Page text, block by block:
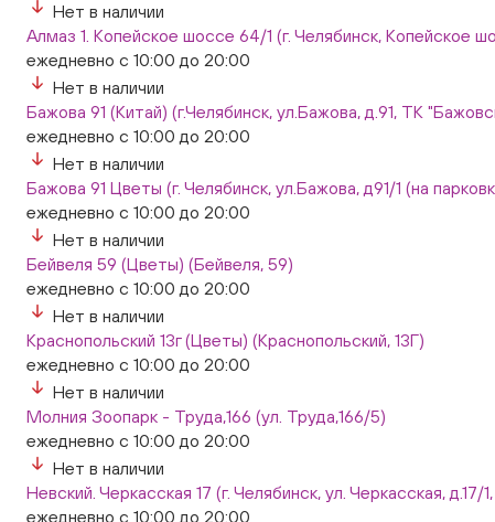
Нет в наличии
Алмаз 1. Копейское шоссе 64/1 (г. Челябинск, Копейское
ежедневно с 10:00 до 20:00
Нет в наличии
Бажова 91 (Китай) (г.Челябинск, ул.Бажова, д.91, ТК
ежедневно с 10:00 до 20:00
Нет в наличии
Бажова 91 Цветы (г. Челябинск, ул.Бажова, д91/1 (на
ежедневно с 10:00 до 20:00
Нет в наличии
Бейвеля 59 (Цветы) (Бейвеля, 59)
ежедневно с 10:00 до 20:00
Нет в наличии
Краснопольский 13г (Цветы) (Краснопольский, 13Г)
ежедневно с 10:00 до 20:00
Нет в наличии
Молния Зоопарк - Труда,166 (ул. Труда,166/5)
ежедневно с 10:00 до 20:00
Нет в наличии
Невский. Черкасская 17 (г. Челябинск, ул. Черкасская, д.17/
ежедневно с 10:00 до 20:00